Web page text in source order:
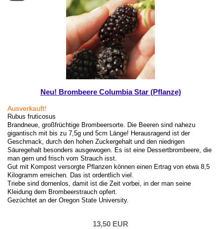
Neu! Brombeere Columbia Star (Pflanze)
Ausverkauft!
Rubus fruticosus
Brandneue, großfrüchtige Brombeersorte. Die Beeren sind nahezu
gigantisch mit bis zu 7,5g und 5cm Länge! Herausragend ist der
Geschmack, durch den hohen Zuckergehalt und den niedrigen
Säuregehalt besonders ausgewogen. Es ist eine Dessertbrombeere, die
man gern und frisch vom Strauch isst.
Gut mit Kompost versorgte Pflanzen können einen Ertrag von etwa 8,5
Kilogramm erreichen. Das ist ordentlich viel.
Triebe sind dornenlos, damit ist die Zeit vorbei, in der man seine
Kleidung dem Brombeerstrauch opfert.
Gezüchtet an der Oregon State University.
13,50 EUR